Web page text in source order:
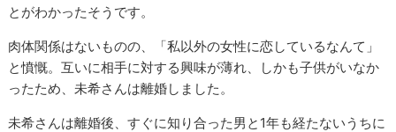
とがわかったそうです。
肉体関係はないものの、「私以外の女性に恋しているなんて」
と憤慨。互いに相手に対する興味が薄れ、しかも子供がいなか
ったため、未希さんは離婚しました。
未希さんは離婚後、すぐに知り合った男と1年も経たないうちに